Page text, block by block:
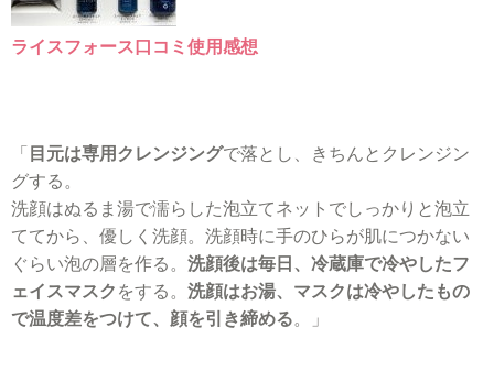
ライスフォース口コミ使用感想
「 目元は専用クレンジングで落とし、きちんとクレンジン
グする。
洗顔はぬるま湯で濡らした泡立てネットでしっかりと泡立
ててから、優しく洗顔。洗顔時に手のひらが肌につかない
ぐらい泡の層を作る。 洗顔後は毎日、冷蔵庫で冷やしたフ
ェイスマスク をする。 洗顔はお湯、マスクは冷やしたもの
で温度差をつけて、顔を引き締める。」